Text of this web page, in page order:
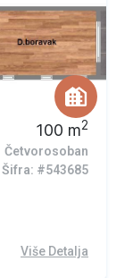
100 m2
Četvorosoban
Šifra: #543685
Više Detalja